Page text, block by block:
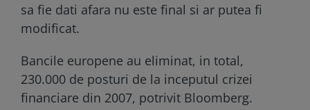
sa fie dati afara nu este final si ar putea fi
modificat.
Bancile europene au eliminat, in total,
230.000 de posturi de la inceputul crizei
financiare din 2007, potrivit Bloomberg.